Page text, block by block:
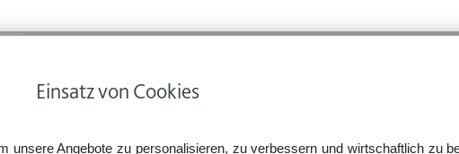
Einsatz von Cookies
unsere Angebote zu personalisieren, zu verbessern und wirtschaftlich zu
Dienstrechtliche Konsequenzen nach sexistischem Kurzvideo